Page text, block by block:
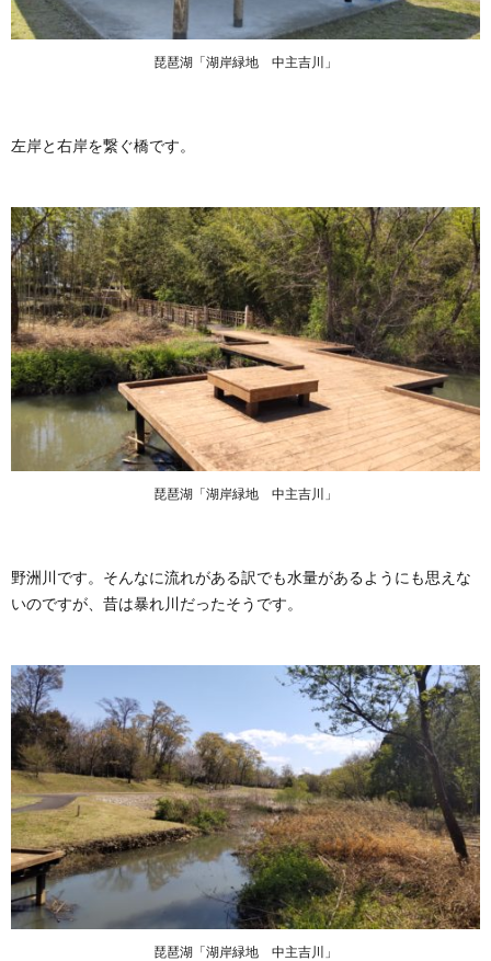
琵琶湖「湖岸緑地 中主吉川」
左岸と右岸を繋ぐ橋です。
琵琶湖「湖岸緑地 中主吉川」
野洲川です。そんなに流れがある訳でも水量があるようにも思えな
いのですが、昔は暴れ川だったそうです。
琵琶湖「湖岸緑地 中主吉川」